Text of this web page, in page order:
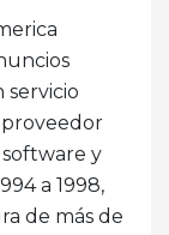
servicio
y
a 1998,
de más de